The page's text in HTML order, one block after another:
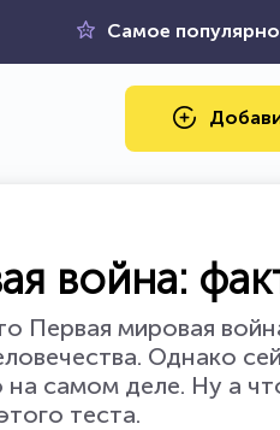
Самое
война:
Первая мировая
Однако
самом деле. Ну а
теста.